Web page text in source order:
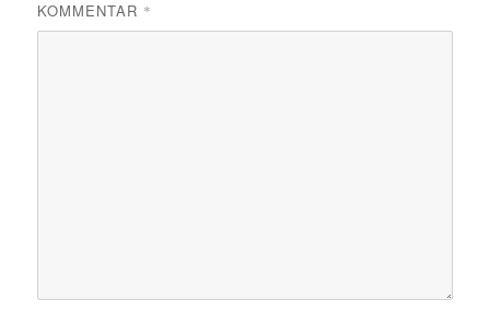
KOMMENTAR *